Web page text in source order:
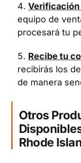
equipo de
procesará tu
Recibe tu
recibirás los
de manera
Otros
Rhode